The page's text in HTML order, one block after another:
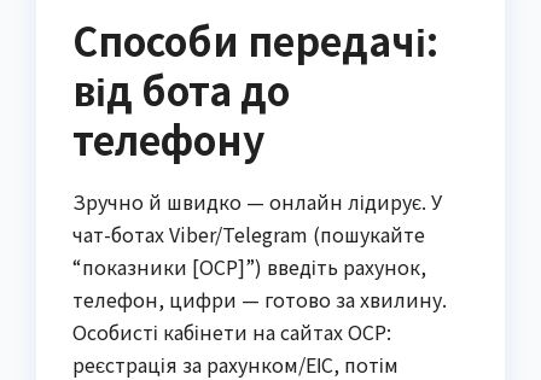
Способи передачі:
від бота до
телефону
Зручно й швидко — онлайн лідирує. У
чат-ботах Viber/Telegram (пошукайте
“показники [ОСР]”) введіть рахунок,
телефон, цифри — готово за хвилину.
Особисті кабінети на сайтах ОСР:
реєстрація за рахунком/ЕІС, потім